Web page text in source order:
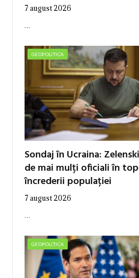
7 august 2026
…
GEOPOLITICA
Sondaj în Ucraina:
de mai mulți oficiali în
încrederii populației
7 august 2026
…
GEOPOLITICA